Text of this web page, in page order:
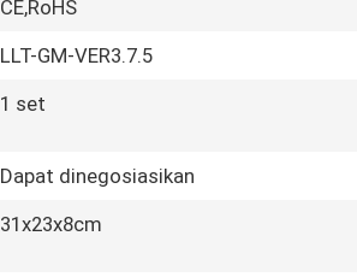
CE,RoHS
LLT-GM-VER3.7.5
1 set
Dapat dinegosiasikan
31x23x8cm